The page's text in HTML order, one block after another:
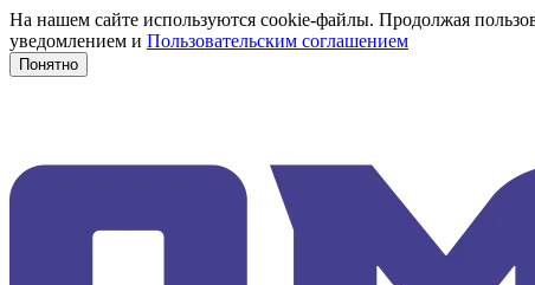
На нашем сайте используются cookie-файлы. Продолжая
уведомлением и Пользовательским соглашением
Понятно